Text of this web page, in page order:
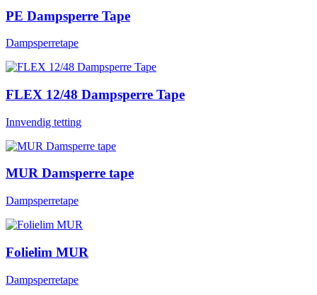
PE Dampsperre Tape
Dampsperretape
FLEX 12/48 Dampsperre Tape
Innvendig tetting
MUR Damsperre tape
Dampsperretape
Folielim MUR
Dampsperretape